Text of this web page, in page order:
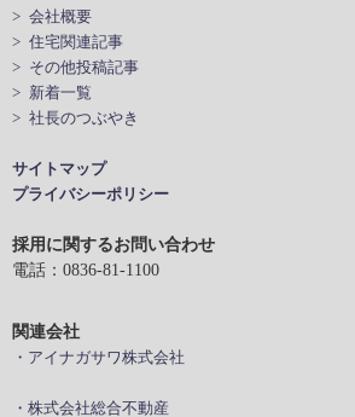
> 会社概要
> 住宅関連記事
> その他投稿記事
> 新着一覧
> 社長のつぶやき
サイトマップ
プライバシーポリシー
採用に関するお問い合わせ
電話：0836-81-1100
関連会社
・アイナガサワ株式会社
・株式会社総合不動産